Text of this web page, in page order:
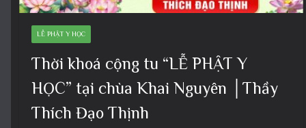
LỄ PHẬT Y HỌC
Thời khoá cộng tu “LỄ PHẬT Y
HỌC” tại chùa Khai Nguyên │Thầy
Thích Đạo Thịnh